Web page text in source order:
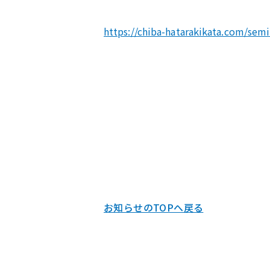
https://chiba-hatarakikata.com/
お知らせのTOPへ戻る